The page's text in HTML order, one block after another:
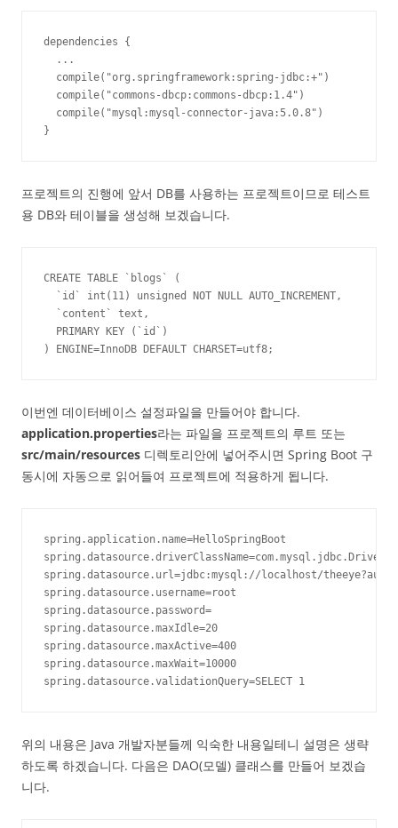
dependencies {
  ...
  compile("org.springframework:spring-jdbc:+")
  compile("commons-dbcp:commons-dbcp:1.4")
  compile("mysql:mysql-connector-java:5.0.8")
}
프로젝트의 진행에 앞서 DB를 사용하는 프로젝트이므로 테스트
용 DB와 테이블을 생성해 보겠습니다.
CREATE TABLE `blogs` (
  `id` int(11) unsigned NOT NULL AUTO_INCREMENT,
  `content` text,
  PRIMARY KEY (`id`)
) ENGINE=InnoDB DEFAULT CHARSET=utf8;
이번엔 데이터베이스 설정파일을 만들어야 합니다.
application.properties라는 파일을 프로젝트의 루트 또는
src/main/resources 디렉토리안에 넣어주시면 Spring Boot 구
동시에 자동으로 읽어들여 프로젝트에 적용하게 됩니다.
spring.application.name=HelloSpringBoot
spring.datasource.driverClassName=com.mysql.jdbc.Driver
spring.datasource.url=jdbc:mysql://localhost/
spring.datasource.username=root
spring.datasource.password=
spring.datasource.maxIdle=20
spring.datasource.maxActive=400
spring.datasource.maxWait=10000
spring.datasource.validationQuery=SELECT 1
위의 내용은 Java 개발자분들께 익숙한 내용일테니 설명은 생략
하도록 하겠습니다. 다음은 DAO(모델) 클래스를 만들어 보겠습
니다.